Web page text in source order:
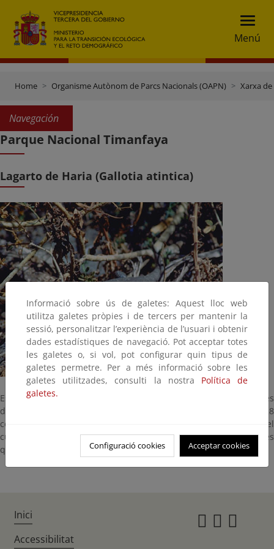
Menú
Home Organisme Autònom de Parcs Nacionals (OAPN) Xarxa
Navegación
Parque Nacional Timanfaya
Lagarto de Haria (Gallotia atintica)
Especie endémica de Lanzarote, una de las dos únicas especies
de reptiles que habitan en la isla. Puede medir hasta 28
centímetros de largo, siendo su cola mucho más larga que el
cuerpo. Presenta a cada lado del cuerpo unas manchas azules
que varían según sea joven o adulto.
Informació sobre ús de galetes: Aquest lloc web
utilitza galetes pròpies i de tercers per mantenir la
sessió, personalitzar l’experiència de l’usuari i obtenir
dades estadístiques de navegació. Pot acceptar totes
les galetes o, si vol, pot configurar quin tipus de
galetes permetre. Per a més informació sobre les
galetes utilitzades, consulti la nostra Política de
galetes.
Configuració cookies Acceptar cookies
Inici
Accessibilitat